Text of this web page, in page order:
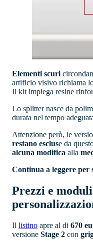
Elementi scuri
artificio visivo richiama
Il kit impiega resine
Lo splitter nasce da
durata nel tempo
Attenzione però, le
restano escluse da
alcuna modifica alla
Continua a leggere
Prezzi e
Il listino apre al di 670
versione Stage 2 con